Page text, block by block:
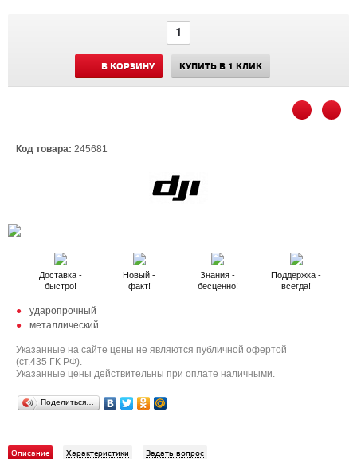
В КОРЗИНУ КУПИТЬ В 1 КЛИК
Код товара: 245681
Доставка -
быстро!
Новый -
факт!
Знания -
бесценно!
Поддержка -
всегда!
ударопрочный
металлический
Указанные на сайте цены не являются публичной офертой
(ст.435 ГК РФ).
Указанные цены действительны при оплате наличными.
Поделиться…
Описание Характеристики Задать вопрос